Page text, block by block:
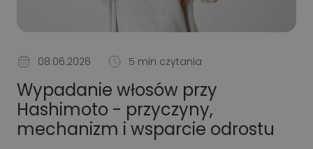
08.06.2026 5 min czytania
Wypadanie włosów przy
Hashimoto - przyczyny,
mechanizm i wsparcie odrostu